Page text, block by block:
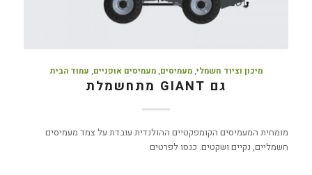
מיכון וציוד חשמלי,מעמיסים,מעמיסים אופניים, עמוד הבית
גם GIANT מתחשמלת
מומחית המעמיסים הקומפקטיים ההולנדית עובדת על צמד מעמיסים
חשמליים, נקיים ושקטים. כנסו לפרטים